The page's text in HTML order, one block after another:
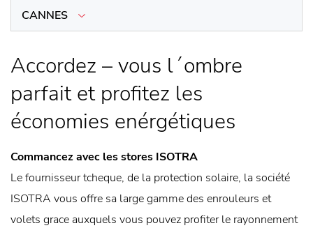
CANNES
Accordez – vous l´ombre
parfait et profitez les
économies enérgétiques
Commancez avec les stores ISOTRA
Le fournisseur tcheque, de la protection solaire, la société
ISOTRA vous offre sa large gamme des enrouleurs et
volets grace auxquels vous pouvez profiter le rayonnement